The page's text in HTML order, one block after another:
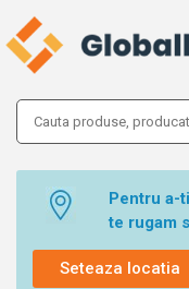
Pentru a-
te rugam
Seteaza locatia